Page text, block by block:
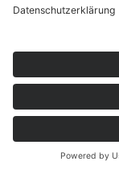
Daten werden
Sofern die
eingereichten
Abs. 1 lit. b